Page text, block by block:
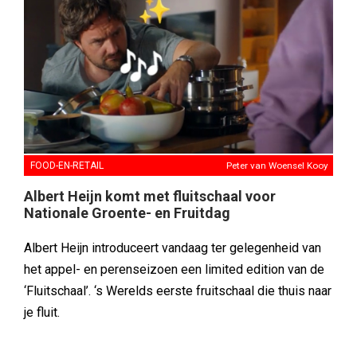
FOOD-EN-RETAIL Peter van Woensel Kooy
Albert Heijn komt met fluitschaal voor
Nationale Groente- en Fruitdag
Albert Heijn introduceert vandaag ter gelegenheid van
het appel- en perenseizoen een limited edition van de
‘Fluitschaal’. ‘s Werelds eerste fruitschaal die thuis naar
je fluit.